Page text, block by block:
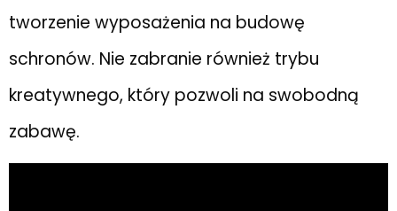
tworzenie wyposażenia na budowę
schronów. Nie zabranie również trybu
kreatywnego, który pozwoli na swobodną
zabawę.